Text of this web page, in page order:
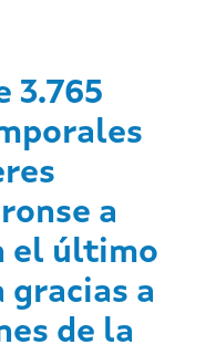
3.765
a
el último
gracias a
de la